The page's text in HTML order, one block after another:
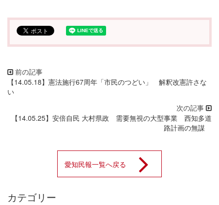
【14.05.18】憲法施行67周年「市民のつどい」 解釈改憲許さな
い
【14.05.25】安倍自民 大村県政 需要無視の大型事業 西知多道
路計画の無謀
愛知民報一覧へ戻る
カテゴリー